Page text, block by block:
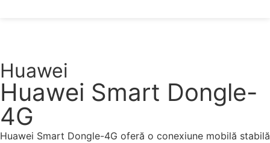
Huawei
Huawei Smart Dongle-
4G
Huawei Smart Dongle-4G oferă o conexiune mobilă stabilă